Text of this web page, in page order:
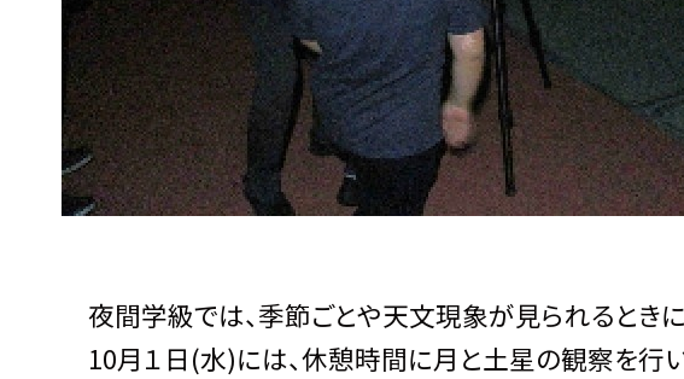
夜間学級では、季節ごとや天文現象が見られるとき
10月１日(水)には、休憩時間に月と土星の観察を行